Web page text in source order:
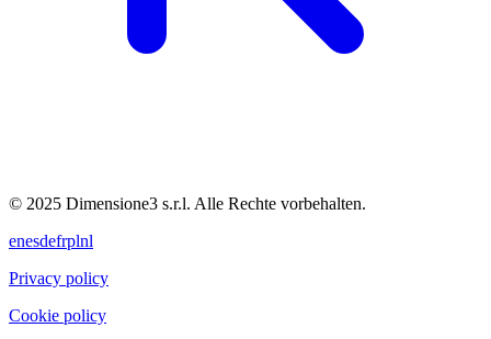
© 2025 Dimensione3 s.r.l. Alle Rechte vorbehalten.
enesdefrplnl
Privacy policy
Cookie policy